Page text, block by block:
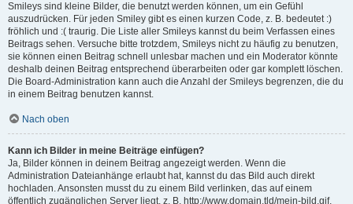
Smileys sind kleine Bilder, die benutzt werden können, um ein Gefühl
auszudrücken. Für jeden Smiley gibt es einen kurzen Code, z. B. bedeutet :)
fröhlich und :( traurig. Die Liste aller Smileys kannst du beim Verfassen eines
Beitrags sehen. Versuche bitte trotzdem, Smileys nicht zu häufig zu benutzen,
sie können einen Beitrag schnell unlesbar machen und ein Moderator könnte
deshalb deinen Beitrag entsprechend überarbeiten oder gar komplett löschen.
Die Board-Administration kann auch die Anzahl der Smileys begrenzen, die du
in einem Beitrag benutzen kannst.
Nach oben
Kann ich Bilder in meine Beiträge einfügen?
Ja, Bilder können in deinem Beitrag angezeigt werden. Wenn die
Administration Dateianhänge erlaubt hat, kannst du das Bild auch direkt
hochladen. Ansonsten musst du zu einem Bild verlinken, das auf einem
öffentlich zugänglichen Server liegt, z. B. http://www.domain.tld/mein-bild.gif.